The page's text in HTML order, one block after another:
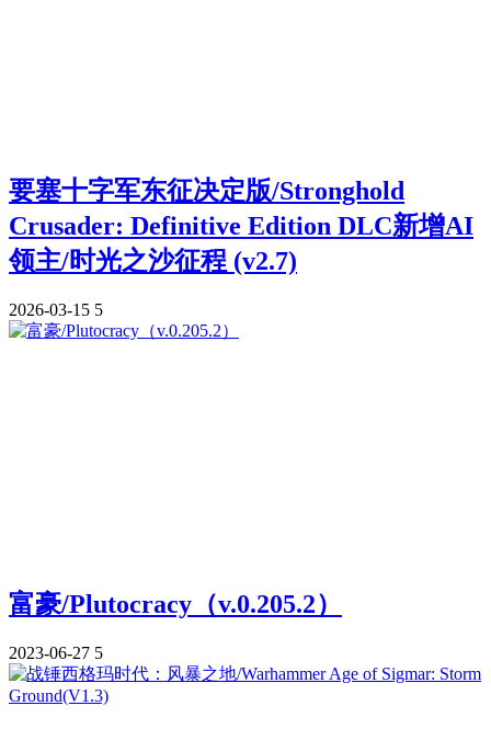
要塞十字军东征决定版/Stronghold
Crusader: Definitive Edition DLC新增AI
领主/时光之沙征程 (v2.7)
2026-03-15 5
富豪/Plutocracy（v.0.205.2）
2023-06-27 5